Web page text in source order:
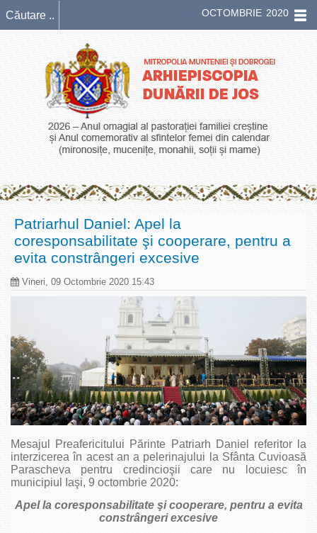
OCTOMBRIE 2020
Patriarhul Daniel: Apel la
coresponsabilitate şi cooperare, pentru a
evita constrângeri excesive
Vineri, 09 Octombrie 2020 15:43
Mesajul Preafericitului Părinte Patriarh Daniel referitor la
interzicerea în acest an a pelerinajului la Sfânta Cuvioasă
Parascheva pentru credincioşii care nu locuiesc în
municipiul Iaşi, 9 octombrie 2020:
Apel la coresponsabilitate şi cooperare, pentru a evita
constrângeri excesive